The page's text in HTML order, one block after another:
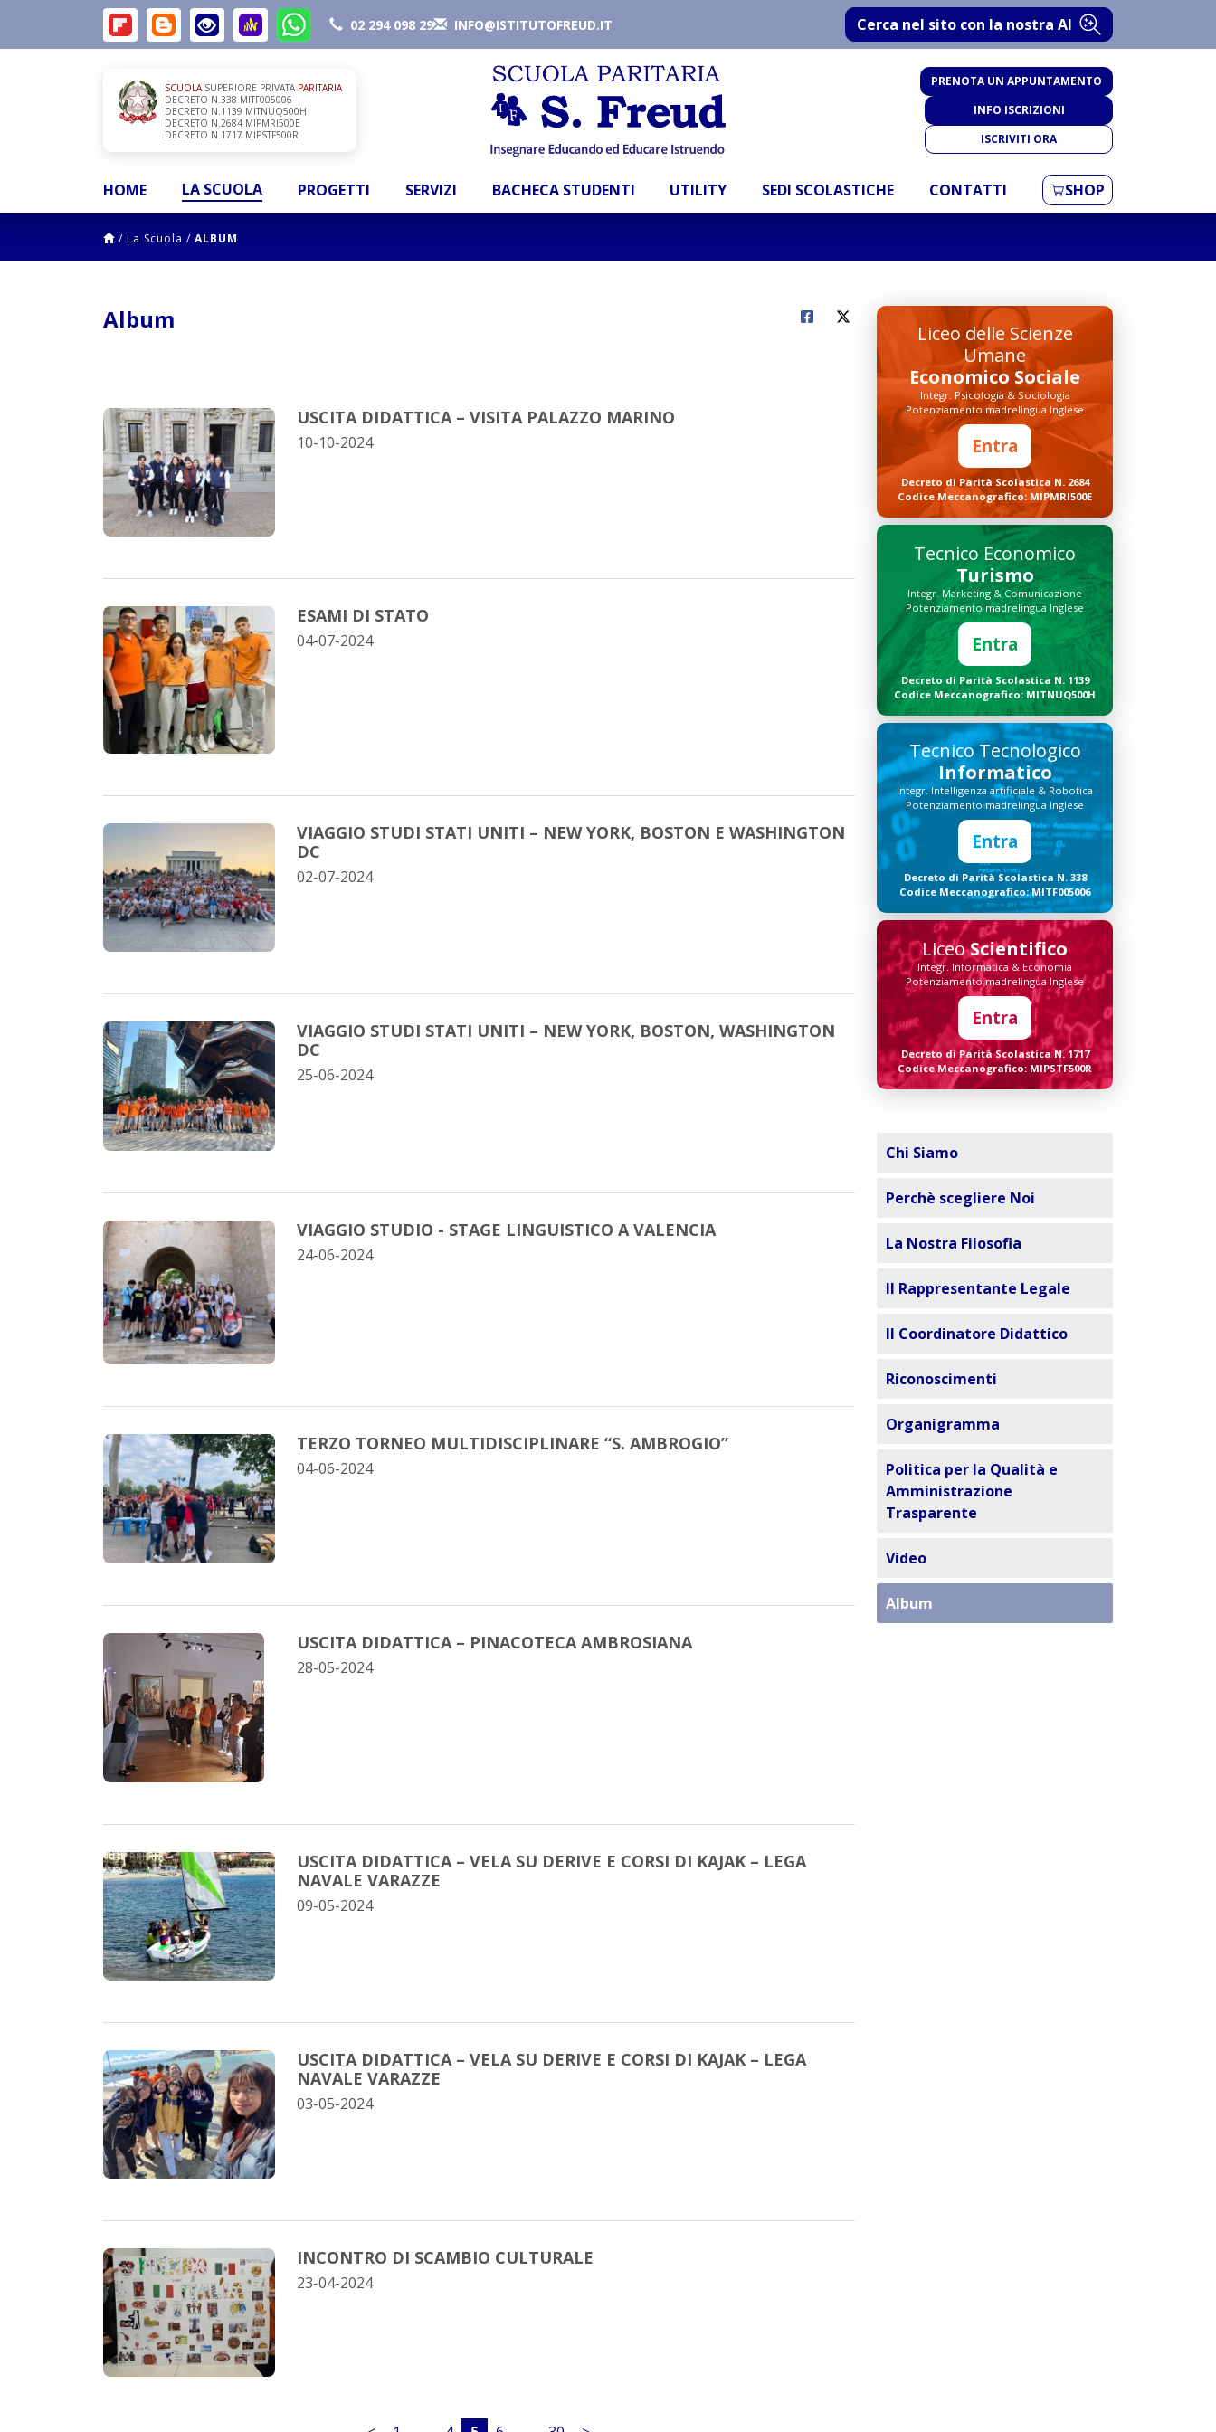
02 294 098 29 INFO@ISTITUTOFREUD.IT Cerca nel sito con la nostra AI
SCUOLASUPERIORE PRIVATA PARITARIA
DECRETO N.338 MITF005006
DECRETO N.1139 MITNUQ500H
DECRETO N.2684 MIPMRI500E
DECRETO N.1717 MIPSTF500R
PRENOTA UN APPUNTAMENTO
INFO ISCRIZIONI
ISCRIVITI ORA
HOME LA SCUOLA PROGETTI SERVIZI BACHECA STUDENTI UTILITY SEDI SCOLASTICHE CONTATTI SHOP
/ La Scuola / ALBUM
Album
USCITA DIDATTICA – VISITA PALAZZO MARINO
10-10-2024
ESAMI DI STATO
04-07-2024
VIAGGIO STUDI STATI UNITI – NEW YORK, BOSTON E WASHINGTON
DC
02-07-2024
VIAGGIO STUDI STATI UNITI – NEW YORK, BOSTON, WASHINGTON
DC
25-06-2024
VIAGGIO STUDIO - STAGE LINGUISTICO A VALENCIA
24-06-2024
TERZO TORNEO MULTIDISCIPLINARE “S. AMBROGIO”
04-06-2024
USCITA DIDATTICA – PINACOTECA AMBROSIANA
28-05-2024
USCITA DIDATTICA – VELA SU DERIVE E CORSI DI KAJAK – LEGA
NAVALE VARAZZE
09-05-2024
USCITA DIDATTICA – VELA SU DERIVE E CORSI DI KAJAK – LEGA
NAVALE VARAZZE
03-05-2024
INCONTRO DI SCAMBIO CULTURALE
23-04-2024
Liceo delle Scienze
Umane
Economico Sociale
Integr. Psicologia & Sociologia
Potenziamento madrelingua Inglese
Entra
Decreto di Parità Scolastica N. 2684
Codice Meccanografico: MIPMRI500E
Tecnico Economico
Turismo
Integr. Marketing & Comunicazione
Potenziamento madrelingua Inglese
Entra
Decreto di Parità Scolastica N. 1139
Codice Meccanografico: MITNUQ500H
Tecnico Tecnologico
Informatico
Integr. Intelligenza artificiale & Robotica
Potenziamento madrelingua Inglese
Entra
Decreto di Parità Scolastica N. 338
Codice Meccanografico: MITF005006
LiceoScientifico
Integr. Informatica & Economia
Potenziamento madrelingua Inglese
Entra
Decreto di Parità Scolastica N. 1717
Codice Meccanografico: MIPSTF500R
Chi Siamo
Perchè scegliere Noi
La Nostra Filosofia
Il Rappresentante Legale
Il Coordinatore Didattico
Riconoscimenti
Organigramma
Politica per la Qualità e
Amministrazione
Trasparente
Video
Album